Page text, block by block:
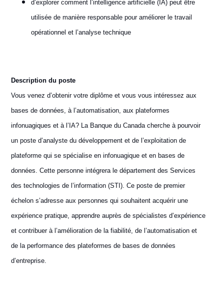
d’explorer comment l’intelligence artificielle (IA) peut être
utilisée de manière responsable pour améliorer le travail
opérationnel et l’analyse technique
Description du poste
Vous venez d’obtenir votre diplôme et vous vous intéressez aux
bases de données, à l’automatisation, aux plateformes
infonuagiques et à l’IA? La Banque du Canada cherche à pourvoir
un poste d’analyste du développement et de l’exploitation de
plateforme qui se spécialise en infonuagique et en bases de
données. Cette personne intégrera le département des Services
des technologies de l’information (STI). Ce poste de premier
échelon s’adresse aux personnes qui souhaitent acquérir une
expérience pratique, apprendre auprès de spécialistes d’expérience
et contribuer à l’amélioration de la fiabilité, de l’automatisation et
de la performance des plateformes de bases de données
d’entreprise.